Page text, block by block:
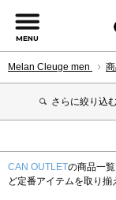
MENU
Melan Cleuge men
さらに絞り込
CAN OUTLETの商品一覧
ど定番アイテムを取り揃